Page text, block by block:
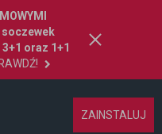
soczewek
oraz 1+1
ZAINSTALUJ